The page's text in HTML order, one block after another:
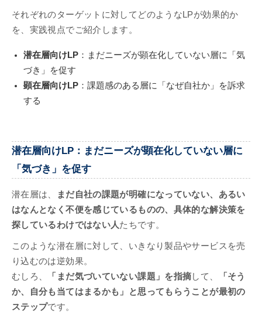
それぞれのターゲットに対してどのようなLPが効果的か
を、実践視点でご紹介します。
潜在層向けLP ：まだニーズが顕在化していない層に「気
づき」を促す
顕在層向けLP ：課題感のある層に「なぜ自社か」を訴求
する
潜在層向けLP：まだニーズが顕在化していない層に
「気づき」を促す
潜在層は、
まだ自社の課題が明確になっていない、あるい
はなんとなく不便を感じているものの、具体的な解決策を
探しているわけではない人たちです。
このような潜在層に対して、いきなり製品やサービスを売
り込むのは逆効果。
むしろ、
「まだ気づいていない課題」を指摘して、
「そう
か、自分も当てはまるかも」と思ってもらうことが最初の
ステップです。